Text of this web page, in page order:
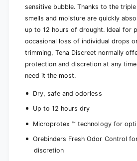
)
s
)
sensitive bubble. Thanks to the
smells and moisture are quickly
up to 12 hours of drought. Ideal for
occasional loss of individual drops
trimming, Tena Discreet normally
protection and discretion at any
need it the most.
Dry, safe and odorless
Up to 12 hours dry
Microprotex ™ technology for
Orebinders Fresh Odor Control
discretion